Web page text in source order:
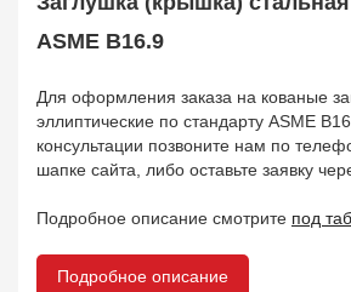
Муфта соединительная 683
Заглушка, крышка
Втулка, футорка 135
Бобышка 63248
Седло
Втулка для фланца 698
ASME B16.9
Для оформления заказа на кованые
эллиптические по стандарту ASME
консультации позвоните нам по
шапке сайта, либо оставьте заявку
Подробное описание смотрите под
Подробное описание